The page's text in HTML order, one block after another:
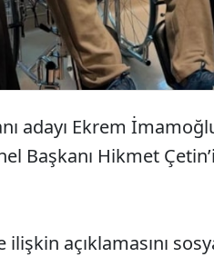
adayı Ekrem
Başkanı Hikmet
açıklamasını